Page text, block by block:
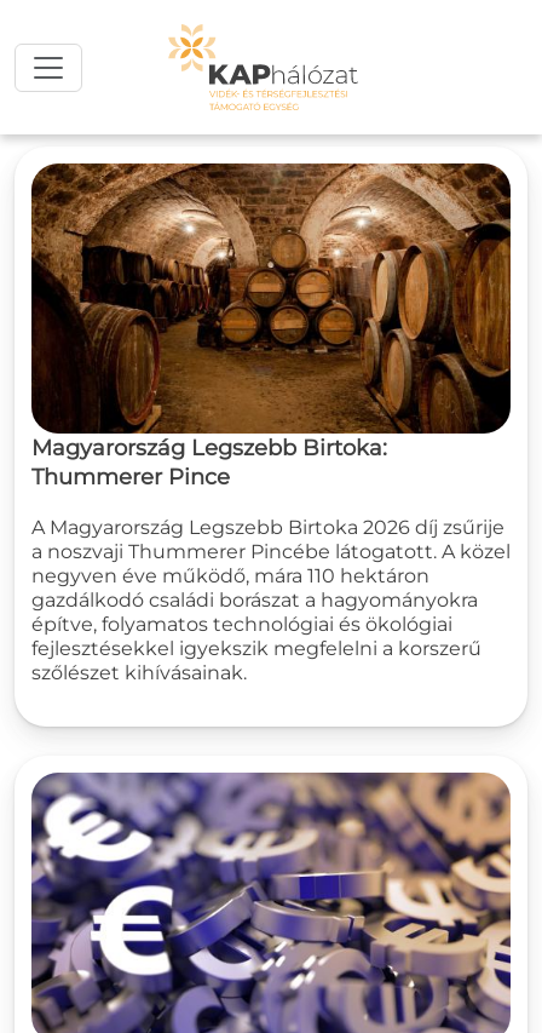
Magyarország Legszebb Birtoka:
Thummerer Pince
A Magyarország Legszebb Birtoka 2026 díj zsűrije
a noszvaji Thummerer Pincébe látogatott. A közel
negyven éve működő, mára 110 hektáron
gazdálkodó családi borászat a hagyományokra
építve, folyamatos technológiai és ökológiai
fejlesztésekkel igyekszik megfelelni a korszerű
szőlészet kihívásainak.